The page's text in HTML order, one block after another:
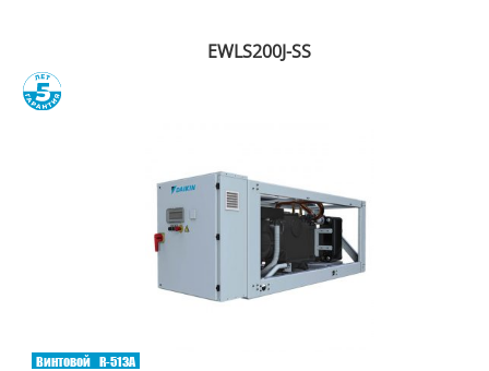
EWLS200J-SS
Винтовой R-513A